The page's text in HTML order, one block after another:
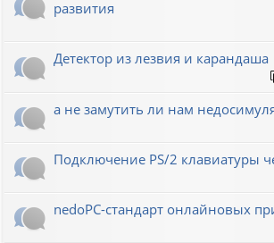
развития
Детектор из лезвия и карандаша
а не замутить ли нам
Подключение PS/2 клавиатуры
nedoPC-стандарт онлайновых